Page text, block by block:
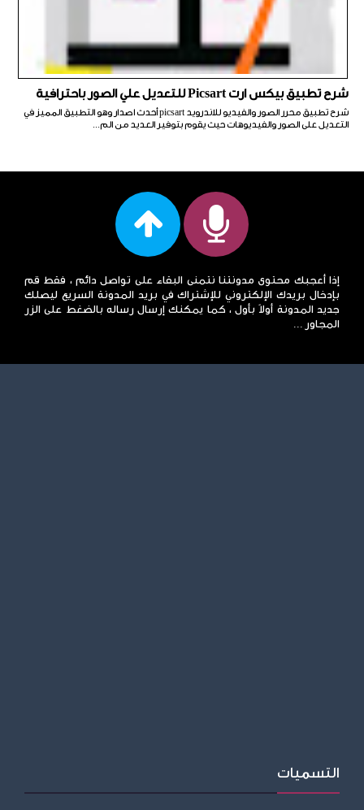
شرح تطبيق بيكس ارت Picsart للتعديل علي الصور باحترافية
شرح تطبيق محرر الصور والفيديو للاندرويد picsart أحدث اصدار وهو التطبيق المميز في
التعديل على الصور والفيديوهات حيث يقوم بتوفير العديد من الم...
إذا أعجبك محتوى مدونتنا نتمنى البقاء على تواصل دائم ، فقط قم
بإدخال بريدك الإلكتروني للإشتراك في بريد المدونة السريع ليصلك
جديد المدونة أولاً بأول ، كما يمكنك إرسال رساله بالضغط على الزر
المجاور ...
التسميات